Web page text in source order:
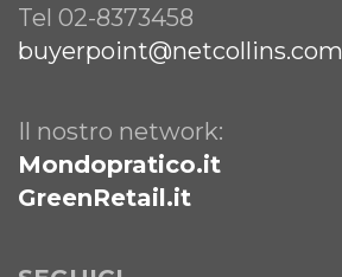
Tel 02-8373458
buyerpoint@netcollins.com
Il nostro network:
Mondopratico.it
GreenRetail.it